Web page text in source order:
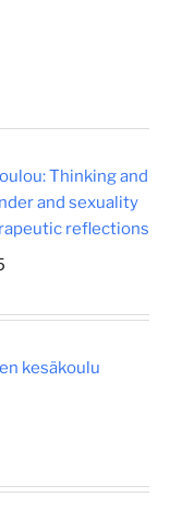
Thinking and
and sexuality
reflections
kesäkoulu